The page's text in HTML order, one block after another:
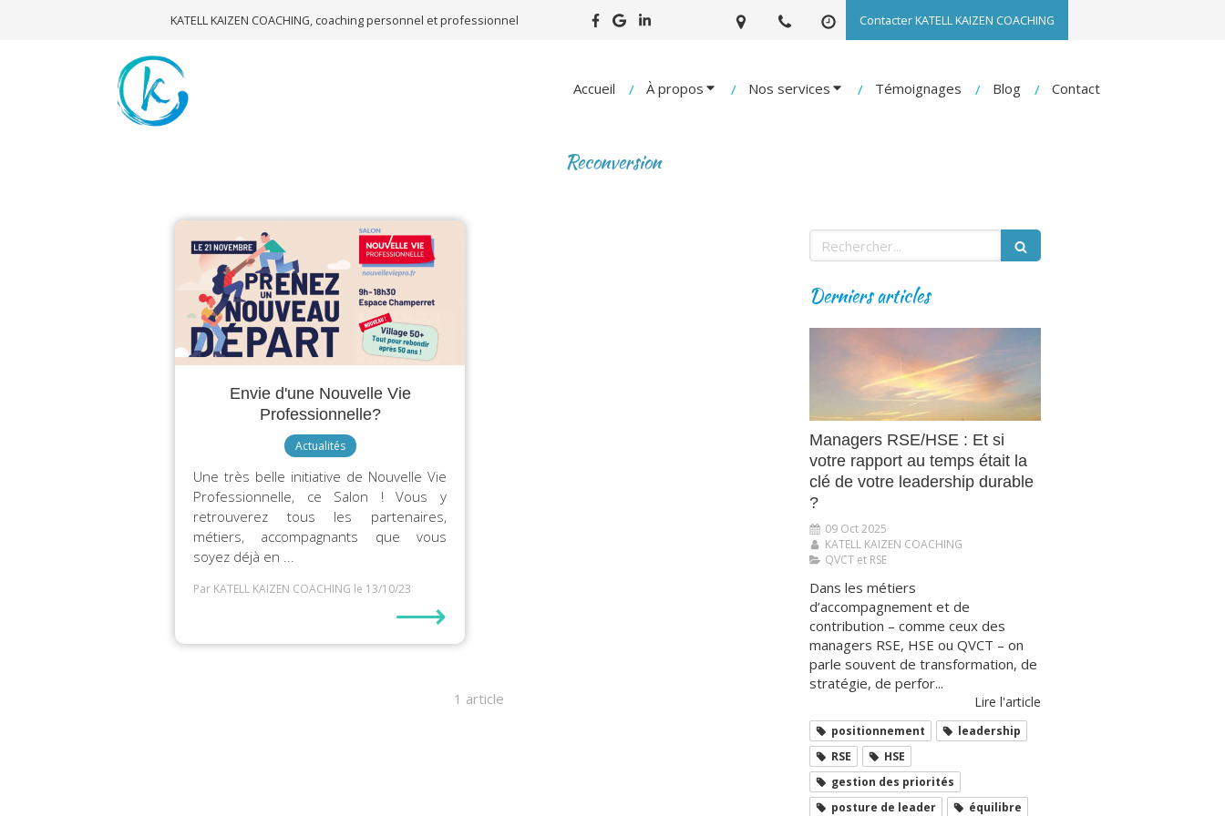
KATELL KAIZEN COACHING, coaching personnel et professionnel Contacter KATELL KAIZEN COACHING
Accueil À propos Nos services Témoignages Blog Contact
Reconversion
Envie d'une Nouvelle Vie
Professionnelle?
Actualités
Une très belle initiative de Nouvelle Vie
Professionnelle, ce Salon ! Vous y
retrouverez tous les partenaires,
métiers, accompagnants que vous
soyez déjà en ...
Par KATELL KAIZEN COACHING le 13/10/23
⟶
1 article
Rechercher
Derniers articles
Managers RSE/HSE : Et si
votre rapport au temps était la
clé de votre leadership durable
?
09 Oct 2025
KATELL KAIZEN COACHING
QVCT et RSE
Dans les métiers
d’accompagnement et de
contribution – comme ceux des
managers RSE, HSE ou QVCT – on
parle souvent de transformation, de
stratégie, de perfor...
Lire l'article
positionnement
leadership
RSE
HSE
gestion des priorités
posture de leader
équilibre